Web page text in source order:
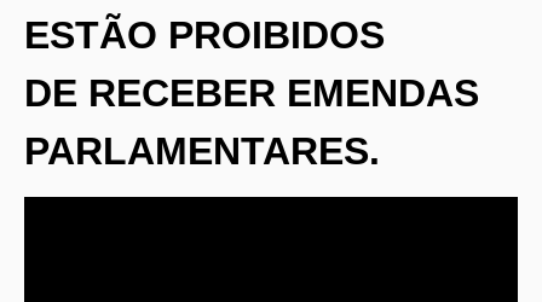
ESTÃO PROIBIDOS
DE RECEBER EMENDAS
PARLAMENTARES.